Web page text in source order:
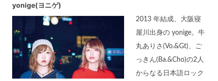
yonige(ヨニゲ)
2013 年結成、大阪寝
屋川出身の yonige。牛
丸ありさ(Vo.&Gt)、ご
っきん(Ba.&Cho)の2人
からなる日本語ロック